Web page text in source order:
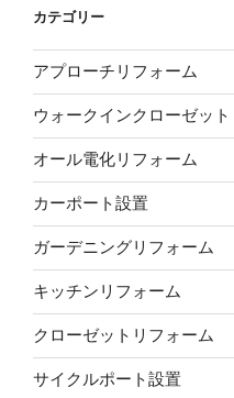
カテゴリー
アプローチリフォーム
ウォークインクローゼット
オール電化リフォーム
カーポート設置
ガーデニングリフォーム
キッチンリフォーム
クローゼットリフォーム
サイクルポート設置